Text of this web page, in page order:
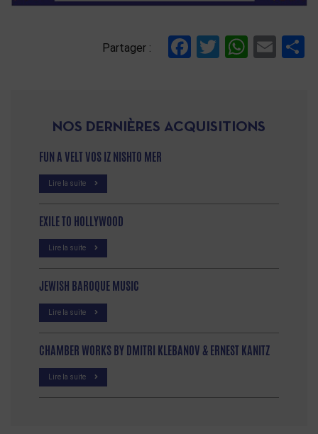
Partager : Facebook
Twitter
NOS DERNIÈRES ACQUISITIONS
FUN A VELT VOS IZ NISHTO MER
Lire la suite
EXILE TO HOLLYWOOD
Lire la suite
JEWISH BAROQUE MUSIC
Lire la suite
CHAMBER WORKS BY DMITRI KLEBANOV & ERNEST KANITZ
Lire la suite